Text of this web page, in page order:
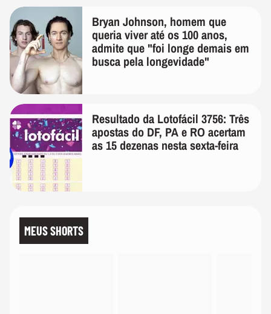
Bryan Johnson, homem que
queria viver até os 100 anos,
admite que "foi longe demais em
busca pela longevidade"
Resultado da Lotofácil 3756: Três
apostas do DF, PA e RO acertam
as 15 dezenas nesta sexta-feira
MEUS SHORTS